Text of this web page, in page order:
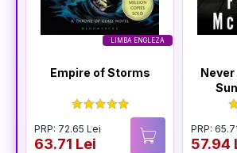
LIMBA ENGLEZA
Empire of Storms
PRP: 72.65 Lei
63.71 Lei
Never
of
PRP:
57.94